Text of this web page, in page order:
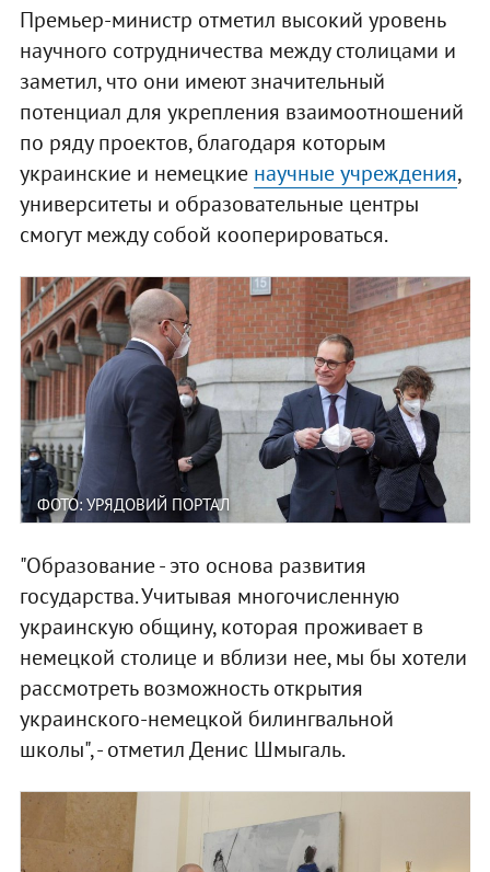
Премьер-министр отметил высокий уровень
научного сотрудничества между столицами и
заметил, что они имеют значительный
потенциал для укрепления взаимоотношений
по ряду проектов, благодаря которым
украинские и немецкие научные учреждения,
университеты и образовательные центры
смогут между собой кооперироваться.
ФОТО: УРЯДОВИЙ ПОРТАЛ
"Образование - это основа развития
государства. Учитывая многочисленную
украинскую общину, которая проживает в
немецкой столице и вблизи нее, мы бы хотели
рассмотреть возможность открытия
украинского-немецкой билингвальной
школы", - отметил Денис Шмыгаль.